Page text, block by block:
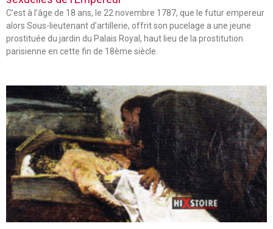
C’est à l’âge de 18 ans, le 22 novembre 1787, que le futur empereur
alors Sous-lieutenant d’artillerie, offrit son pucelage a une jeune
prostituée du jardin du Palais Royal, haut lieu de la prostitution
parisienne en cette fin de 18ème siècle.